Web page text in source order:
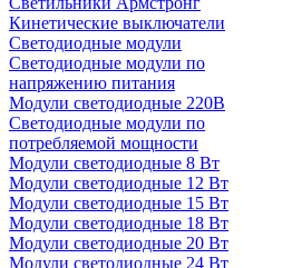
Кинетические выключатели
Светодиодные модули
Светодиодные модули по
напряжению питания
Модули светодиодные 220В
Светодиодные модули по
потребляемой мощности
Модули светодиодные 8 Вт
Модули светодиодные 12 Вт
Модули светодиодные 15 Вт
Модули светодиодные 18 Вт
Модули светодиодные 20 Вт
Модули светодиодные 24 Вт